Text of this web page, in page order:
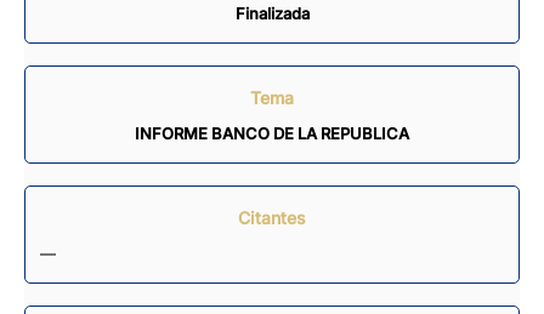
Finalizada
Tema
INFORME BANCO DE LA REPUBLICA
Citantes
—